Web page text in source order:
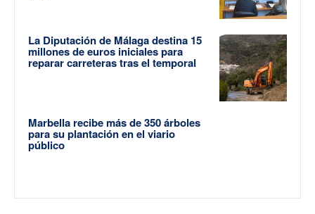
La Diputación de Málaga destina 15
millones de euros iniciales para
reparar carreteras tras el temporal
Marbella recibe más de 350 árboles
para su plantación en el viario
público